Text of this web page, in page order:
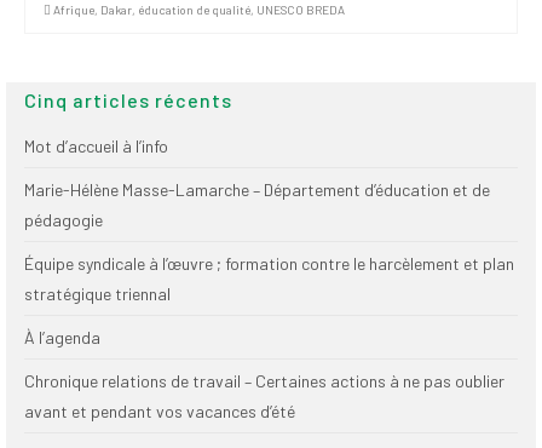
et Bilans
Négociation
Afrique, Dakar, éducation de qualité, UNESCO BREDA
Cinq articles récents
Mot d’accueil à l’info
Marie-Hélène Masse-Lamarche – Département d’éducation et de
pédagogie
Équipe syndicale à l’œuvre ; formation contre le harcèlement et plan
stratégique triennal
À l’agenda
Chronique relations de travail – Certaines actions à ne pas oublier
avant et pendant vos vacances d’été